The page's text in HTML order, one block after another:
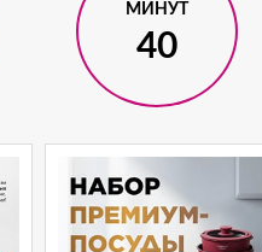
МИНУТ
40